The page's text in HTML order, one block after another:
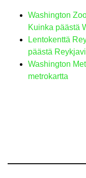
Washington
Kuinka päästä
Lentokenttä
päästä
Washington
metrokartta